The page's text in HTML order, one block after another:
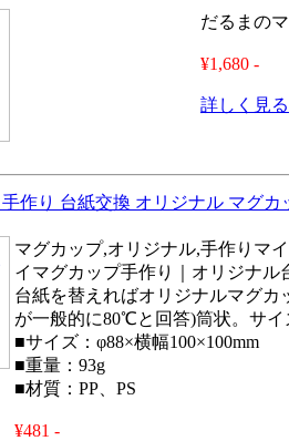
だるまの
¥1,680 -
詳しく見る
作り 台紙交換 オリジナル マグカ
マグカップ,オリジナル,手作りマ
イマグカップ手作り｜オリジナル
台紙を替えればオリジナルマグ
が一般的に80℃と回答)筒状。サイ
■サイズ：φ88×横幅100×100mm
■重量：93g
■材質：PP、PS
¥481 -